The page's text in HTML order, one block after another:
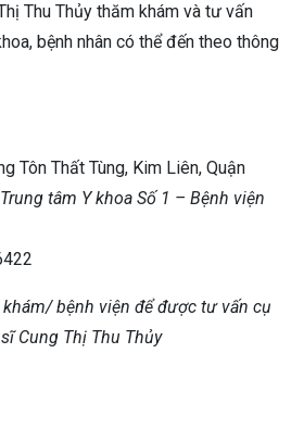
Thu Thủy thăm khám và tư vấn
bệnh nhân có thể đến theo thông
Tôn Thất Tùng, Kim Liên, Quận
Trung tâm Y khoa Số 1 – Bệnh viện
bệnh viện để được tư vấn cụ
Cung Thị Thu Thủy